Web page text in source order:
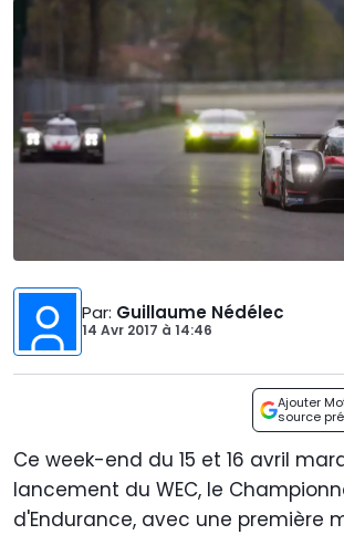
Par: Guillaume Nédélec
14 Avr 2017 à 14:46
Ajouter
source
Ce week-end du 15 et 16 avril
lancement du WEC, le
d'Endurance, avec une première